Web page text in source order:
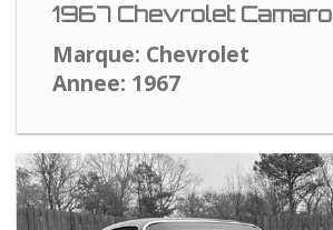
1967 Chevrolet Camaro
Marque: Chevrolet
Annee: 1967